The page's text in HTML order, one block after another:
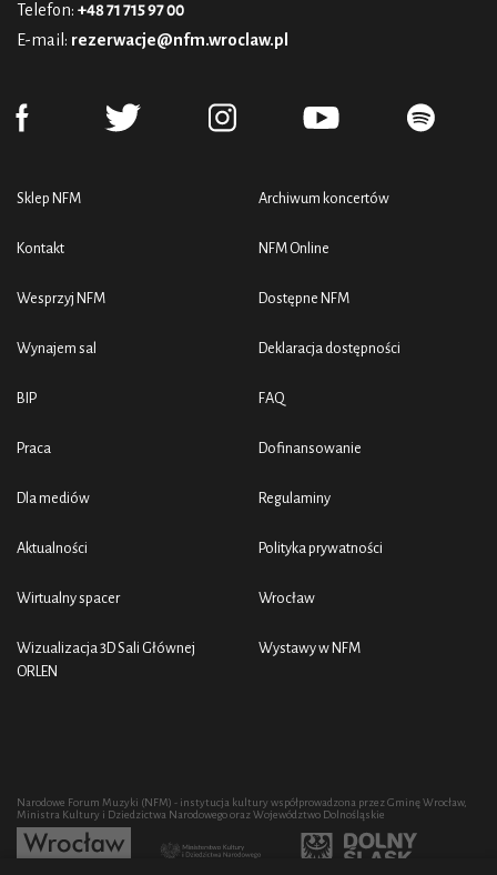
Telefon: +48 71 715 97 00
E-mail: rezerwacje@nfm.wroclaw.pl
Sklep NFM
Kontakt
Wesprzyj NFM
Wynajem sal
BIP
Praca
Dla mediów
Aktualności
Wirtualny spacer
Wizualizacja 3D Sali Głównej
ORLEN
Archiwum koncertów
NFM Online
Dostępne NFM
Deklaracja dostępności
FAQ
Dofinansowanie
Regulaminy
Polityka prywatności
Wrocław
Wystawy w NFM
Narodowe Forum Muzyki (NFM) - instytucja kultury współprowadzona przez Gminę Wrocław,
Ministra Kultury i Dziedzictwa Narodowego oraz Województwo Dolnośląskie